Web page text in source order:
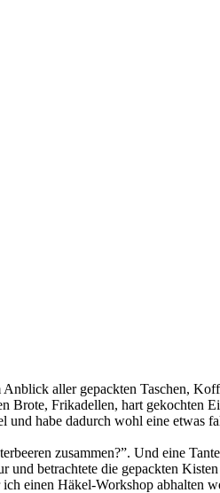
aller gepackten Taschen,
Brote, Frikadellen, hart
habe dadurch wohl eine
zusammen?”. Und eine
betrachtete die gepackten Kisten
einen Häkel-Workshop abhalten